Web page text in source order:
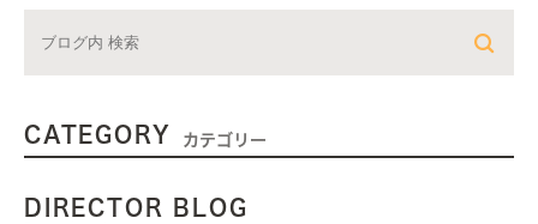
CATEGORY カテゴリー
DIRECTOR BLOG